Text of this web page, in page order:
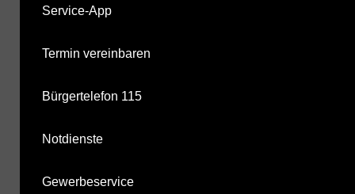
Service-App
Termin vereinbaren
Bürgertelefon 115
Notdienste
Gewerbeservice